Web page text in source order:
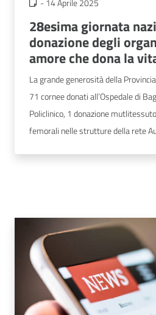
-14 Aprile 2025
28esima giornata
donazione degli
amore che dona la
La grande generosità della
71 cornee donati all’Ospedale di
Policlinico, 1 donazione
femorali nelle strutture della rete